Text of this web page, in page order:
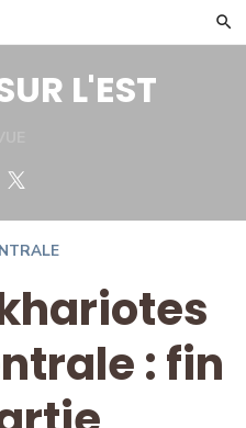
L'EST
Facebook
: fin